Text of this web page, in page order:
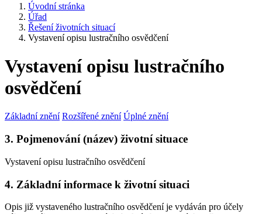
Úvodní stránka
Úřad
Řešení životních situací
Vystavení opisu lustračního osvědčení
Vystavení opisu lustračního
osvědčení
Základní znění Rozšířené znění Úplné znění
3. Pojmenování (název) životní situace
Vystavení opisu lustračního osvědčení
4. Základní informace k životní situaci
Opis již vystaveného lustračního osvědčení je vydáván pro účely